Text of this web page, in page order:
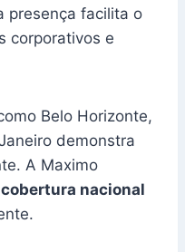
presença facilita o
corporativos e
Belo Horizonte,
demonstra
A Maximo
cobertura nacional